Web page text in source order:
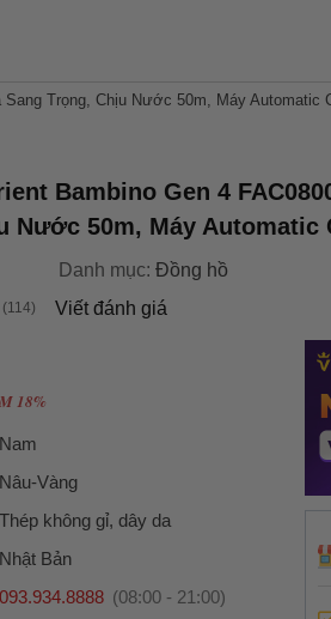
Trọng, Chịu Nước 50m, Máy Automatic
Bambino Gen 4
Nước 50m, Máy Automatic
Danh mục: Đồng hồ
Viết đánh giá
18%
Nam
Nâu-Vàng
Thép không gỉ, dây da
Nhật Bản
093.934.8888 (08:00 - 21:00)